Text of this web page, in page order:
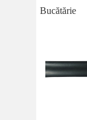
Bucătărie